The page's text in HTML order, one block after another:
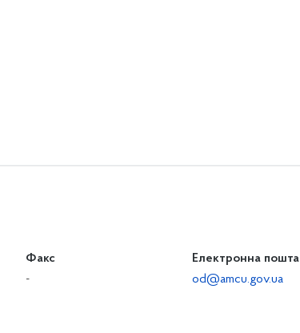
Факс
-
Електронна пошта
od@amcu.gov.ua